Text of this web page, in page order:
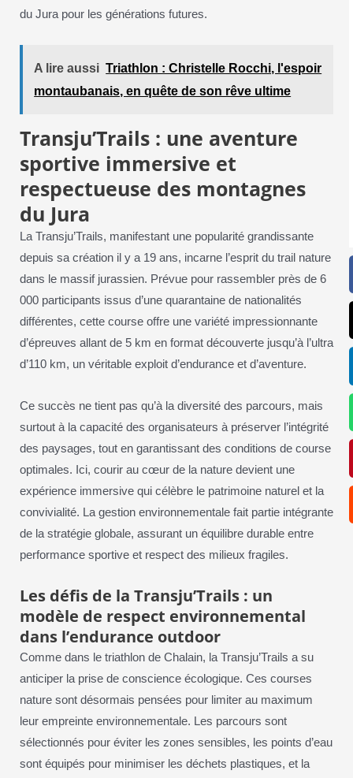
du Jura pour les générations futures.
A lire aussi Triathlon : Christelle Rocchi, l'espoir
montaubanais, en quête de son rêve ultime
Transju’Trails : une aventure
sportive immersive et
respectueuse des montagnes
du Jura
La Transju’Trails, manifestant une popularité grandissante
depuis sa création il y a 19 ans, incarne l’esprit du trail nature
dans le massif jurassien. Prévue pour rassembler près de 6
000 participants issus d’une quarantaine de nationalités
différentes, cette course offre une variété impressionnante
d’épreuves allant de 5 km en format découverte jusqu’à l’ultra
d’110 km, un véritable exploit d’endurance et d’aventure.
Ce succès ne tient pas qu’à la diversité des parcours, mais
surtout à la capacité des organisateurs à préserver l’intégrité
des paysages, tout en garantissant des conditions de course
optimales. Ici, courir au cœur de la nature devient une
expérience immersive qui célèbre le patrimoine naturel et la
convivialité. La gestion environnementale fait partie intégrante
de la stratégie globale, assurant un équilibre durable entre
performance sportive et respect des milieux fragiles.
Les défis de la Transju’Trails : un
modèle de respect environnemental
dans l’endurance outdoor
Comme dans le triathlon de Chalain, la Transju’Trails a su
anticiper la prise de conscience écologique. Ces courses
nature sont désormais pensées pour limiter au maximum
leur empreinte environnementale. Les parcours sont
sélectionnés pour éviter les zones sensibles, les points d’eau
sont équipés pour minimiser les déchets plastiques, et la